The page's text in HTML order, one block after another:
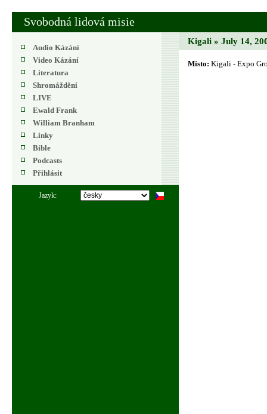
Svobodná lidová misie
Audio Kázání
Video Kázání
Literatura
Shromáždění
LIVE
Ewald Frank
William Branham
Linky
Bible
Podcasts
Přihlásit
Jazyk:
Kigali » July 14,
Místo: Kigali - Expo